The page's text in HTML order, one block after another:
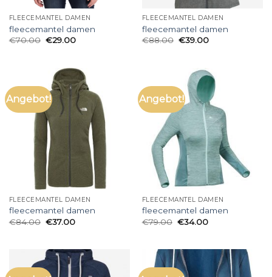
FLEECEMANTEL DAMEN
fleecemantel damen
€70.00 €29.00
FLEECEMANTEL DAMEN
fleecemantel damen
€88.00 €39.00
Angebot!
FLEECEMANTEL DAMEN
fleecemantel damen
€84.00 €37.00
Angebot!
FLEECEMANTEL DAMEN
fleecemantel damen
€79.00 €34.00